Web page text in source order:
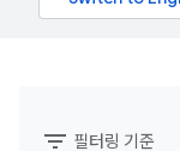
filter_list 필터링 기준